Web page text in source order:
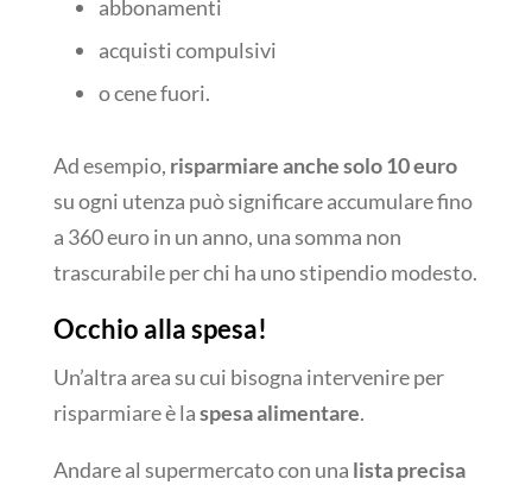
abbonamenti
acquisti compulsivi
o cene fuori.
Ad esempio, risparmiare anche solo 10 euro
su ogni utenza può significare accumulare fino
a 360 euro in un anno, una somma non
trascurabile per chi ha uno stipendio modesto.
Occhio alla spesa!
Un’altra area su cui bisogna intervenire per
risparmiare è laspesa alimentare.
Andare al supermercato con una lista precisa